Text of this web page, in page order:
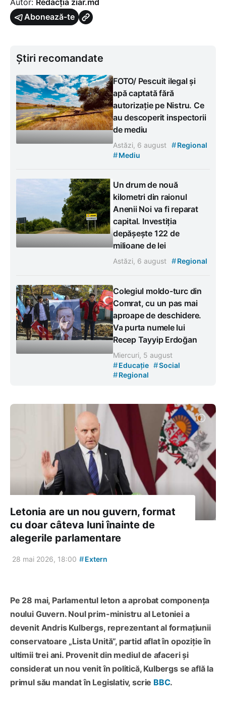
Autor: Redacția ziar.md
Abonează-te
Știri recomandate
FOTO/ Pescuit ilegal și
apă captată fără
autorizație pe Nistru. Ce
au descoperit inspectorii
de mediu
Astăzi, 6 august #Regional
#Mediu
Un drum de nouă
kilometri din raionul
Anenii Noi va fi reparat
capital. Investiția
depășește 122 de
milioane de lei
Astăzi, 6 august #Regional
Colegiul moldo-turc din
Comrat, cu un pas mai
aproape de deschidere.
Va purta numele lui
Recep Tayyip Erdoğan
Miercuri, 5 august
#Educație #Social
#Regional
Letonia are un nou guvern, format
cu doar câteva luni înainte de
alegerile parlamentare
28 mai 2026, 18:00 #Extern
Pe 28 mai, Parlamentul leton a aprobat componența
noului Guvern. Noul prim-ministru al Letoniei a
devenit Andris Kulbergs, reprezentant al formațiunii
conservatoare „Lista Unită”, partid aflat în opoziție în
ultimii trei ani. Provenit din mediul de afaceri și
considerat un nou venit în politică, Kulbergs se află la
primul său mandat în Legislativ, scrie BBC.